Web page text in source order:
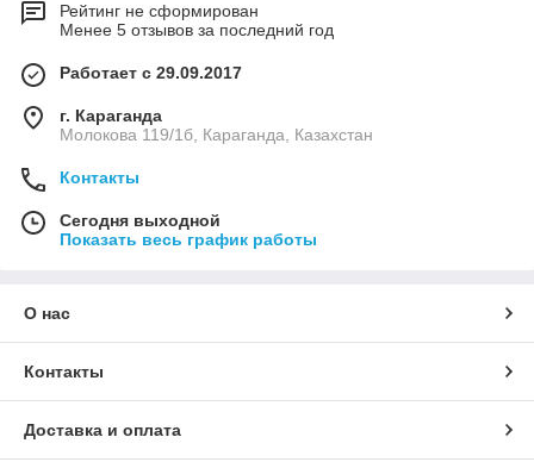
Рейтинг не сформирован
Менее 5 отзывов за последний год
Работает с 29.09.2017
г. Караганда
Молокова 119/1б, Караганда, Казахстан
Контакты
Сегодня выходной
Показать весь график работы
О нас
Контакты
Доставка и оплата